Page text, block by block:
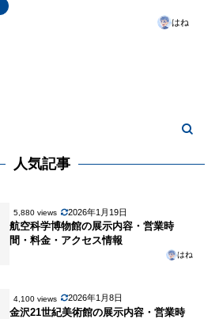
はね
人気記事
5,880 views 2026年1月19日
航空科学博物館の展示内容・営業時
間・料金・アクセス情報
はね
4,100 views 2026年1月8日
金沢21世紀美術館の展示内容・営業時